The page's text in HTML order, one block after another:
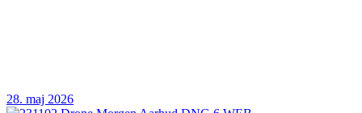
28. maj 2026